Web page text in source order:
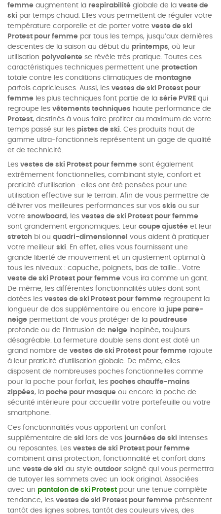
femme augmentent la respirabilité globale de la veste de
ski par temps chaud. Elles vous permettent de réguler votre
température corporelle et de porter votre veste de ski
Protest pour femme par tous les temps, jusqu’aux dernières
descentes de la saison au début du printemps, où leur
utilisation polyvalente se révèle très pratique. Toutes ces
caractéristiques techniques permettent une protection
totale contre les conditions climatiques de montagne
parfois capricieuses. Aussi, les vestes de ski Protest pour
femme les plus techniques font partie de la série PVRE qui
regroupe les vêtements techniques haute performance de
Protest, destinés à vous faire profiter au maximum de votre
temps passé sur les pistes de ski. Ces produits haut de
gamme ultra-fonctionnels représentent un gage de qualité
et de technicité.
Les vestes de ski Protest pour femme sont également
extrêmement fonctionnelles, combinant style, confort et
praticité d’utilisation : elles ont été pensées pour une
utilisation effective sur le terrain. Afin de vous permettre de
délivrer vos meilleures performances sur vos skis ou sur
votre snowboard, les vestes de ski Protest pour femme
sont grandement ergonomiques. Leur coupe ajustée et leur
stretch bi ou quadri-dimensionnel
vous aident à pratiquer
votre meilleur ski. En effet, elles vous fournissent une
grande liberté de mouvement et un ajustement optimal à
tous les niveaux : capuche, poignets, bas de taille… Votre
veste de ski Protest pour femme vous ira comme un gant.
De même, les différentes fonctionnalités utiles dont sont
dotées les vestes de ski Protest pour femme regroupent la
longueur de dos supplémentaire ou encore la jupe pare-
neige permettant de vous protéger de la poudreuse
profonde ou de l’intrusion de neige inopinée, toujours
désagréable. La fermeture double sens dont est doté un
grand nombre de vestes de ski Protest pour femme rajoute
à leur praticité d’utilisation globale. De même, elles
disposent de nombreuses poches fonctionnelles comme
pour la poche pour forfait, les poches chauffe-mains
zippées, la poche pour masque ou encore la poche de
sécurité intérieure pour accueillir votre portefeuille ou votre
smartphone.
Ces fonctionnalités vous apportent un confort
supplémentaire de ski lors de vos journées de ski intenses
ou reposantes. Les vestes de ski Protest pour femme
combinent ainsi protection, fonctionnalité et confort dans
une veste de ski au style outdoor soigné qui vous permettra
de tutoyer les sommets avec un look original. Associées
avec un pantalon de ski Protest pour une tenue complète
tendance, les vestes de ski Protest pour femme présentent
tantôt des lignes sobres, tantôt des couleurs vives, des